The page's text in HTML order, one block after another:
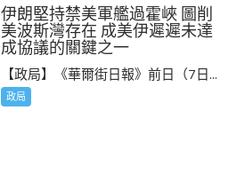
伊朗堅持禁美軍艦過霍峽 圖削
美波斯灣存在 成美伊遲遲未達
成協議的關鍵之一
【政局】《華爾街日報》前日（7日...
政局